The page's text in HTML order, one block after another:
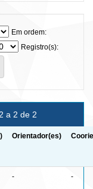
Em ordem:
Registro(s):
a 2 de 2
Orientador(es)
- -